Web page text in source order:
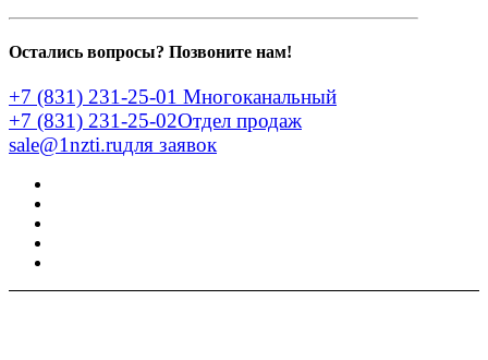
Остались вопросы? Позвоните нам!
+7 (831) 231-25-01 Многоканальный
+7 (831) 231-25-02Отдел продаж
sale@1nzti.ruдля заявок